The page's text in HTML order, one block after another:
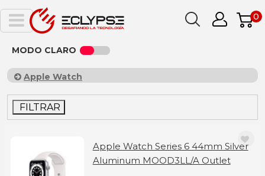
0
MODO CLARO
Apple Watch
FILTRAR
Apple Watch Series 6 44mm Silver
Aluminum MOOD3LL/A Outlet